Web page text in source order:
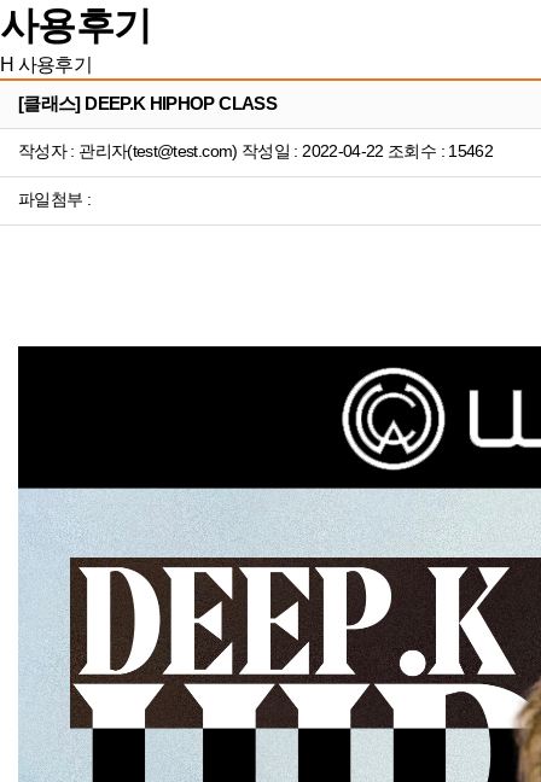
사용후기
H 사용후기
[클래스] DEEP.K HIPHOP CLASS
작성자 : 관리자(test@test.com) 작성일 : 2022-04-22 조회수 : 15462
파일첨부 :